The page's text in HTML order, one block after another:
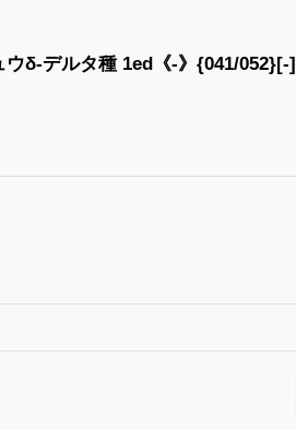
ウδ-デルタ種 1ed《-》{041/052}[-]